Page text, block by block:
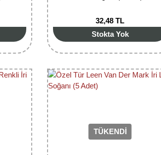
32,48 TL
Stokta Yok
TÜKENDİ